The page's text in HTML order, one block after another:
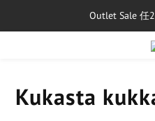
單筆消費滿
Outlet Sale 任
8/1~8/31，新品與經典
Kukasta